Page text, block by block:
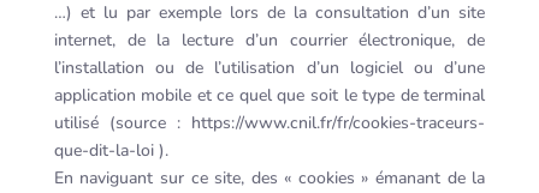
…) et lu par exemple lors de la consultation d’un site
internet, de la lecture d’un courrier électronique, de
l’installation ou de l’utilisation d’un logiciel ou d’une
application mobile et ce quel que soit le type de terminal
utilisé (source : https://www.cnil.fr/fr/cookies-traceurs-
que-dit-la-loi ).
En naviguant sur ce site, des « cookies » émanant de la